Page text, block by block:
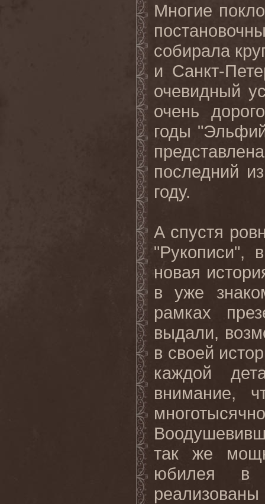
Многие
собирала
и Санкт-
очевидный
очень
годы
последний
году.
А спустя
"Рукописи",
новая
в уже
рамках
выдали,
в своей
каждой
внимание,
так же
юбилея в
реализованы